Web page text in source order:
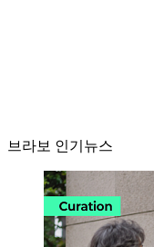
브라보 인기뉴스